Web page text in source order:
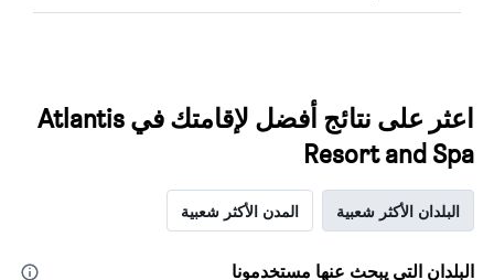
اعثر على نتائج أفضل لإقامتك في Atlantis
Resort and Spa
البلدان الأكثر شعبية المدن الأكثر شعبية
البلدان التي يبحث عنها مستخدمونا